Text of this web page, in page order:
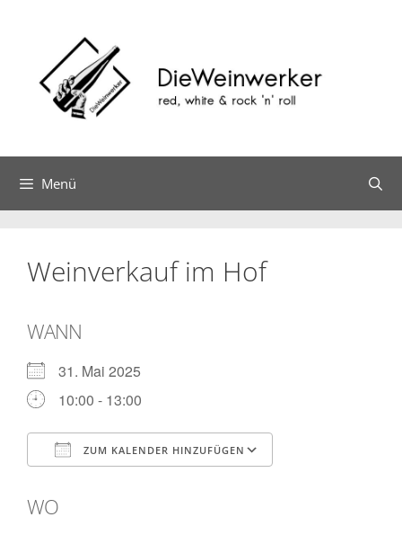
Menü
Weinverkauf im Hof
WANN
31. Mai 2025
10:00 - 13:00
ZUM KALENDER HINZUFÜGEN
WO